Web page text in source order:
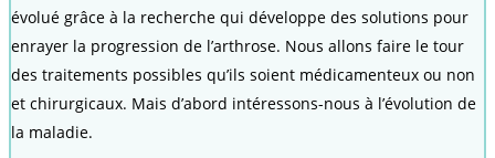
évolué grâce à la recherche qui développe des solutions pour
enrayer la progression de l’arthrose. Nous allons faire le tour
des traitements possibles qu’ils soient médicamenteux ou non
et chirurgicaux. Mais d’abord intéressons-nous à l’évolution de
la maladie.